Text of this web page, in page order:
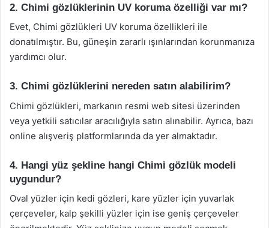
2. Chimi gözlüklerinin UV koruma özelliği var mı?
Evet, Chimi gözlükleri UV koruma özellikleri ile
donatılmıştır. Bu, güneşin zararlı ışınlarından korunmanıza
yardımcı olur.
3. Chimi gözlüklerini nereden satın alabilirim?
Chimi gözlükleri, markanın resmi web sitesi üzerinden
veya yetkili satıcılar aracılığıyla satın alınabilir. Ayrıca, bazı
online alışveriş platformlarında da yer almaktadır.
4. Hangi yüz şekline hangi Chimi gözlük modeli
uygundur?
Oval yüzler için kedi gözleri, kare yüzler için yuvarlak
çerçeveler, kalp şekilli yüzler için ise geniş çerçeveler